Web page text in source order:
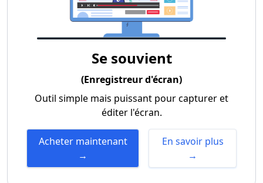
Se souvient
(Enregistreur d'écran)
Outil simple mais puissant pour capturer et
éditer l'écran.
Acheter maintenant
→
En savoir plus
→